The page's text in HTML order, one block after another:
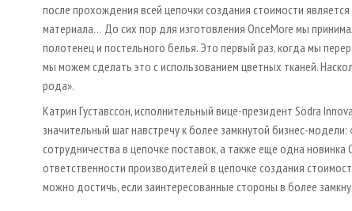
после прохождения всей цепочки создания стоимости
материала… До сих пор для изготовления OnceMore мы
полотенец и постельного белья. Это первый раз, когда мы
мы можем сделать это с использованием цветных тканей.
рода».
Катрин Густавссон, исполнительный вице-президент Södra
значительный шаг навстречу к более замкнутой бизнес-
сотрудничества в цепочке поставок, а также еще одна
ответственности производителей в цепочке создания
можно достичь, если заинтересованные стороны в более